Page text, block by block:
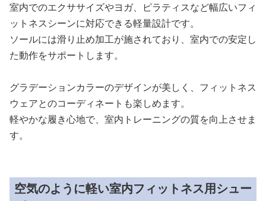
室内でのエクササイズやヨガ、ピラティスなど幅広いフィ
ットネスシーンに対応できる軽量設計です。
ソールには滑り止め加工が施されており、室内での安定し
た動作をサポートします。
グラデーションカラーのデザインが美しく、フィットネス
ウェアとのコーディネートも楽しめます。
軽やかな履き心地で、室内トレーニングの質を向上させま
す。
空気のように軽い室内フィットネス用シュー